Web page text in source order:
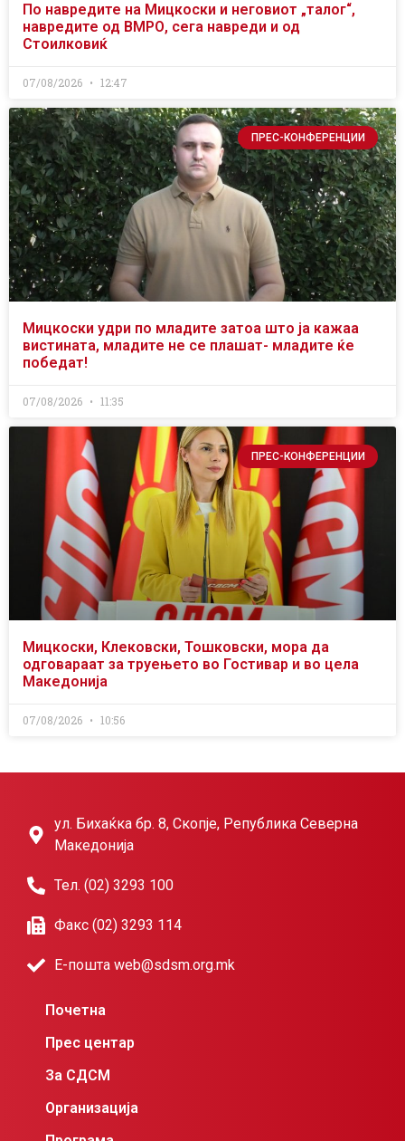
По навредите на Мицкоски и неговиот „талог“,
навредите од ВМРО, сега навреди и од
Стоилковиќ
07/08/2026 12:47
ПРЕС-КОНФЕРЕНЦИИ
Мицкоски удри по младите затоа што ја кажаа
вистината, младите не се плашат- младите ќе
победат!
07/08/2026 11:35
ПРЕС-КОНФЕРЕНЦИИ
Мицкоски, Клековски, Тошковски, мора да
одговараат за труењето во Гостивар и во цела
Македонија
07/08/2026 10:56
ул. Бихаќка бр. 8, Скопје, Република Северна
Македонија
Тел. (02) 3293 100
Факс (02) 3293 114
Е-пошта web@sdsm.org.mk
Почетна
Прес центар
За СДСМ
Организација